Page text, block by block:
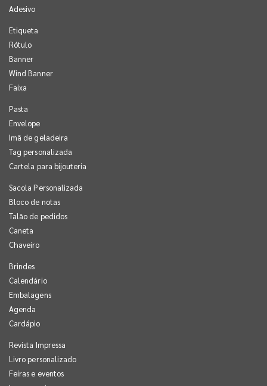
Adesivo
Etiqueta
Rótulo
Banner
Wind Banner
Faixa
Pasta
Envelope
Imã de geladeira
Tag personalizada
Cartela para bijouteria
Sacola Personalizada
Bloco de notas
Talão de pedidos
Caneta
Chaveiro
Brindes
Calendário
Embalagens
Agenda
Cardápio
Revista Impressa
Livro personalizado
Feiras e eventos